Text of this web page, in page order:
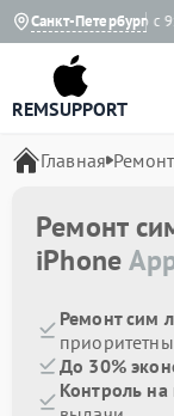
Санкт-Петербург
Ежедневно с 9:00
REMSUPPORT
Главная
Ремонт
iPhone
Ремонт сим
До 30%
Контроль